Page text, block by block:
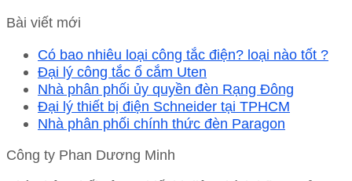
Bài viết mới
Có bao nhiêu loại công tắc điện? loại nào tốt ?
Đại lý công tắc ổ cắm Uten
Nhà phân phối ủy quyền đèn Rạng Đông
Đại lý thiết bị điện Schneider tại TPHCM
Nhà phân phối chính thức đèn Paragon
Công ty Phan Dương Minh